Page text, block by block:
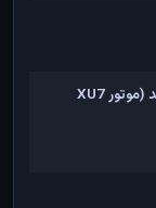
آموزش تعویض تسمه تایم پژو 405،پارس و سمند (موتور XU7